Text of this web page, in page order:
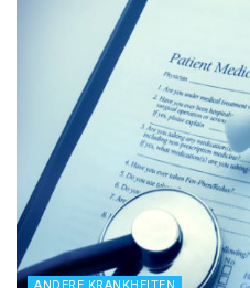
ANDERE KRANKHEITEN